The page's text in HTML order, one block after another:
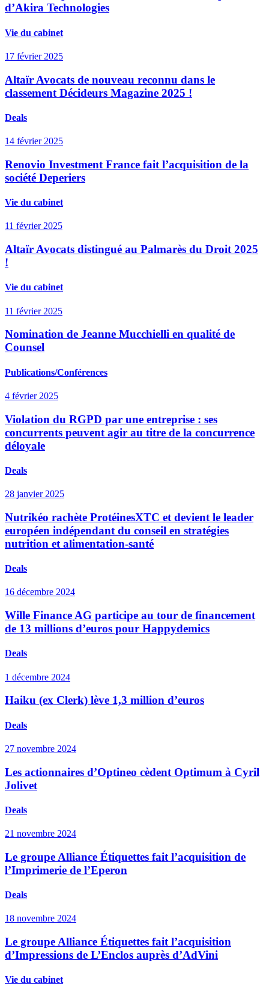
d’Akira Technologies
Vie du cabinet
17 février 2025
Altaïr Avocats de nouveau reconnu dans le
classement Décideurs Magazine 2025 !
Deals
14 février 2025
Renovio Investment France fait l’acquisition de la
société Deperiers
Vie du cabinet
11 février 2025
Altaïr Avocats distingué au Palmarès du Droit 2025
!
Vie du cabinet
11 février 2025
Nomination de Jeanne Mucchielli en qualité de
Counsel
Publications/Conférences
4 février 2025
Violation du RGPD par une entreprise : ses
concurrents peuvent agir au titre de la concurrence
déloyale
Deals
28 janvier 2025
Nutrikéo rachète ProtéinesXTC et devient le leader
européen indépendant du conseil en stratégies
nutrition et alimentation-santé
Deals
16 décembre 2024
Wille Finance AG participe au tour de financement
de 13 millions d’euros pour Happydemics
Deals
1 décembre 2024
Haiku (ex Clerk) lève 1,3 million d’euros
Deals
27 novembre 2024
Les actionnaires d’Optineo cèdent Optimum à Cyril
Jolivet
Deals
21 novembre 2024
Le groupe Alliance Étiquettes fait l’acquisition de
l’Imprimerie de l’Eperon
Deals
18 novembre 2024
Le groupe Alliance Étiquettes fait l’acquisition
d’Impressions de L’Enclos auprès d’AdVini
Vie du cabinet